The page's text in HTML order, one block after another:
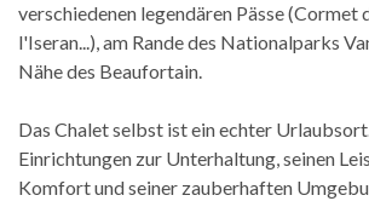
verschiedenen legendären Pässe (Cormet
l'Iseran...), am Rande des Nationalparks
Nähe des Beaufortain.
Das Chalet selbst ist ein echter
Einrichtungen zur Unterhaltung, seinen
Komfort und seiner zauberhaften